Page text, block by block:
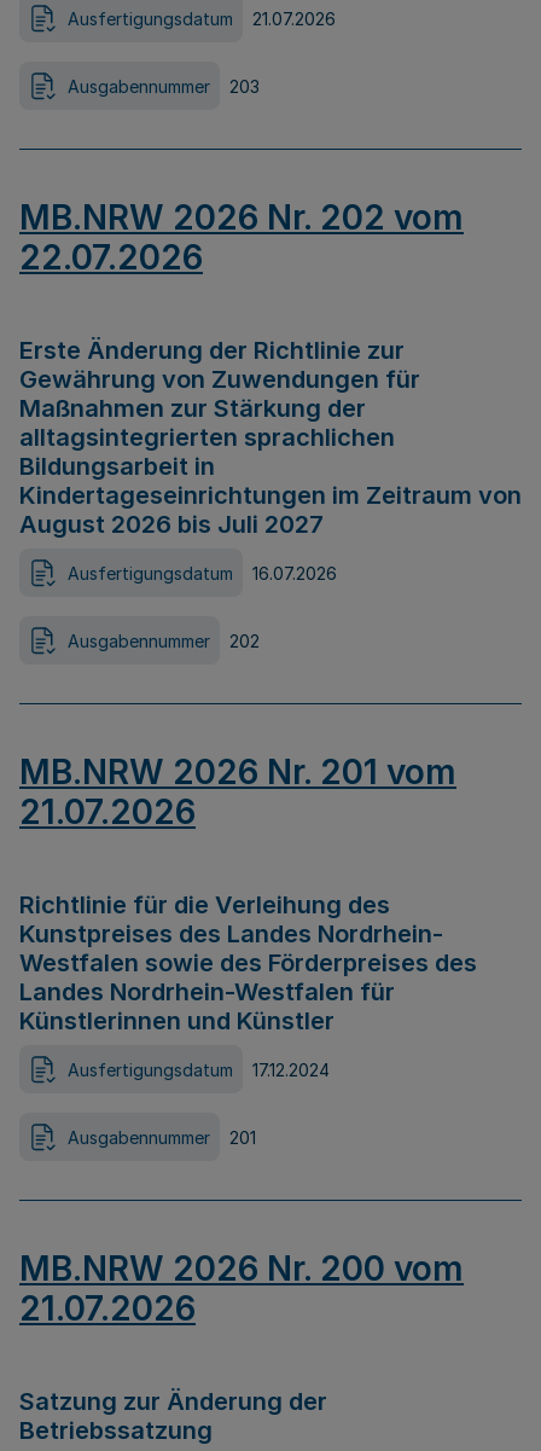
Ausfertigungsdatum 21.07.2026
Ausgabennummer 203
MB.NRW 2026 Nr. 202 vom
22.07.2026
Erste Änderung der Richtlinie zur
Gewährung von Zuwendungen für
Maßnahmen zur Stärkung der
alltagsintegrierten sprachlichen
Bildungsarbeit in
Kindertageseinrichtungen im Zeitraum von
August 2026 bis Juli 2027
Ausfertigungsdatum 16.07.2026
Ausgabennummer 202
MB.NRW 2026 Nr. 201 vom
21.07.2026
Richtlinie für die Verleihung des
Kunstpreises des Landes Nordrhein-
Westfalen sowie des Förderpreises des
Landes Nordrhein-Westfalen für
Künstlerinnen und Künstler
Ausfertigungsdatum 17.12.2024
Ausgabennummer 201
MB.NRW 2026 Nr. 200 vom
21.07.2026
Satzung zur Änderung der
Betriebssatzung